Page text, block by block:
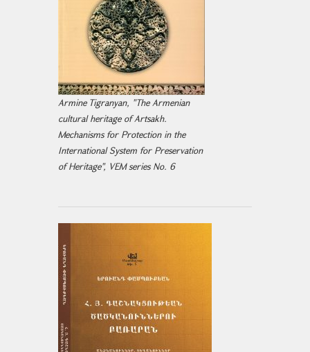
Armine Tigranyan, "The Armenian
cultural heritage of Artsakh.
Mechanisms for Protection in the
International System for Preservation
of Heritage", VEM series No. 6